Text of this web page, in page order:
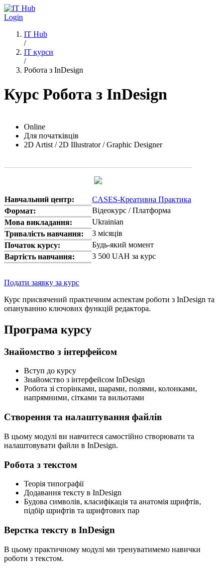
Перейти до основного вмісту
Login
IT Hub
/
IT курси
/
Робота з InDesign
Курс Робота з InDesign
Online
Для початківців
2D Artist / 2D Illustrator / Graphic Designer
Навчальний центр:
CASES-Креативна Практика
Формат:
Відеокурс / Платформа
Мова викладання:
Ukrainian
Тривалість навчання:
3 місяців
Початок курсу:
Будь-який момент
Вартість навчання:
3 500 UAH за курс
Подати заявку за курс
Курс присвячений практичним аспектам роботи з InDesign та
опануванню ключових функцій редактора.
Програма курсу
Знайомство з інтерфейсом
Вступ до курсу
Знайомство з інтерфейсом InDesign
Робота зі сторінками, шарами, полями, колонками,
напрямними, сітками та вильотами
Створення та налаштування файлів
В цьому модулі ви навчитеся самостійно створювати та
налаштовувати файли в InDesign.
Робота з текстом
Теорія типографії
Додавання тексту в InDesign
Будова символів, класифікація та анатомія шрифтів,
підбір шрифтів та шрифтових пар
Верстка тексту в InDesign
В цьому практичному модулі ми тренуватимемо навички
роботи з текстом.